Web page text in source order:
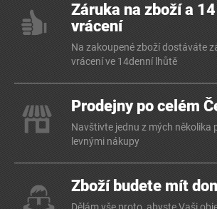
Záruka na zboží a
vrácení
Na zakoupené zboží dostáváte
vrácení ve 14denní lhůtě
Prodejny po celém
Navštivte jednu z mých několika
levnými nákupy
Zboží budete mít